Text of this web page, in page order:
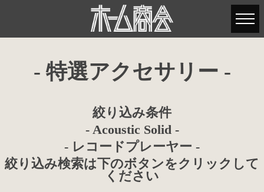
- 特選アクセサリー -
絞り込み条件
- Acoustic Solid -
- レコードプレーヤー -
絞り込み検索は下のボタンをクリックして
ください